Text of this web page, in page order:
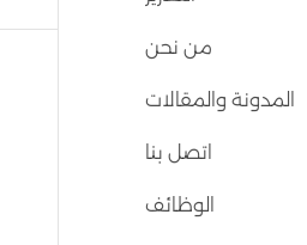
من نحن
المدونة والمقالات
اتصل بنا
الوظائف